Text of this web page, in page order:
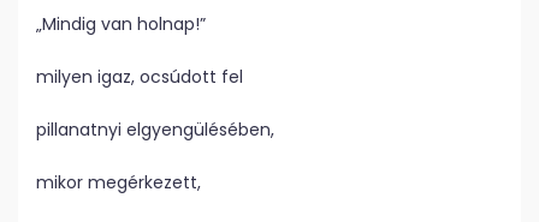
„Mindig van holnap!”
milyen igaz, ocsúdott fel
pillanatnyi elgyengülésében,
mikor megérkezett,